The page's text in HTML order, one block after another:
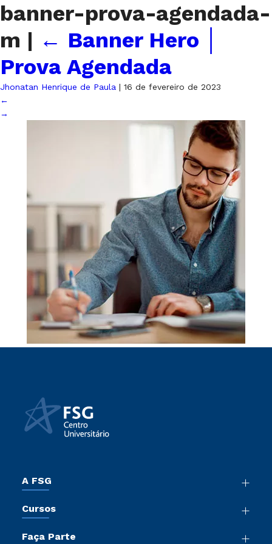
banner-prova-agendada-
m | ← Banner Hero │
Prova Agendada
Jhonatan Henrique de Paula | 16 de fevereiro de 2023
←
→
A FSG
Sala de Imprensa
Cursos
Pós-Graduação
Faça Parte